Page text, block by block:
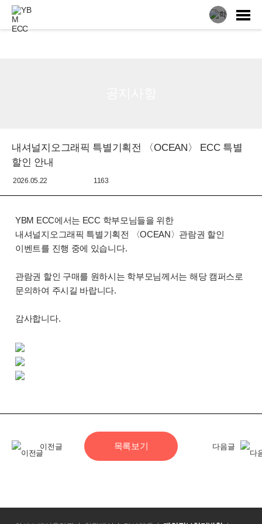
전체
내셔널지오그래픽 특별기획전 〈OCEAN〉 ECC 특별
할인 안내
2026.05.22 1163
YBM ECC에서는 ECC 학부모님들을 위한
내셔널지오그래픽 특별기획전 〈OCEAN〉관람권 할인
이벤트를 진행 중에 있습니다.
관람권 할인 구매를 원하시는 학부모님께서는 해당 캠퍼스로
문의하여 주시길 바랍니다.
감사합니다.
이전글 목록보기 다음글